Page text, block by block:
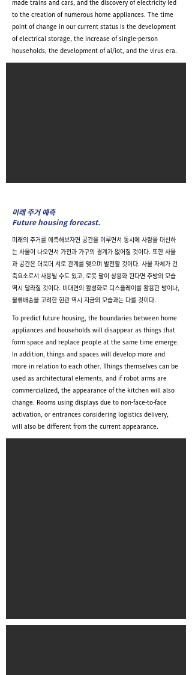
made trains and cars, and the discovery of electricity led
to the creation of numerous home appliances. The time
point of change in our current status is the development
of electrical storage, the increase of single-person
households, the development of ai/iot, and the virus era.
미래 주거 예측
Future housing forecast.
미래의 주거를 예측해보자면 공간을 이루면서 동시에 사람을 대신하
는 사물이 나오면서 가전과 가구의 경계가 없어질 것이다. 또한 사물
과 공간은 더욱더 서로 관계를 맺으며 발전할 것이다. 사물 자체가 건
축요소로서 사용될 수도 있고, 로봇 팔이 상용화 된다면 주방의 모습
역시 달라질 것이다. 비대면의 활성화로 디스플레이를 활용한 방이나,
물류배송을 고려한 현관 역시 지금의 모습과는 다를 것이다.
To predict future housing, the boundaries between home
appliances and households will disappear as things that
form space and replace people at the same time emerge.
In addition, things and spaces will develop more and
more in relation to each other. Things themselves can be
used as architectural elements, and if robot arms are
commercialized, the appearance of the kitchen will also
change. Rooms using displays due to non-face-to-face
activation, or entrances considering logistics delivery,
will also be different from the current appearance.